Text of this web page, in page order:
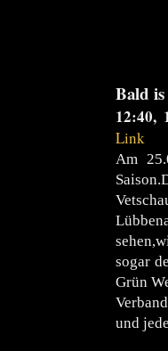
Bald is
12:40,
Link
Am
sogar
Grün
und